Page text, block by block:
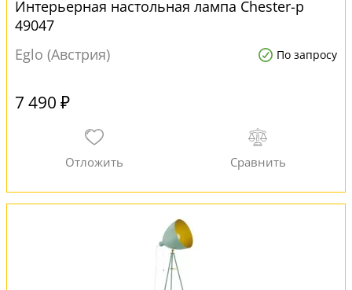
Интерьерная настольная лампа Chester-p
49047
Eglo (Австрия)
По запросу
7 490 ₽